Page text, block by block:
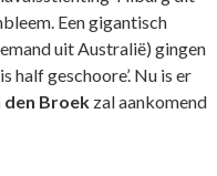
Een gigantisch
uit Australië) gingen
half geschoore’. Nu is er
den Broekzal aankomend